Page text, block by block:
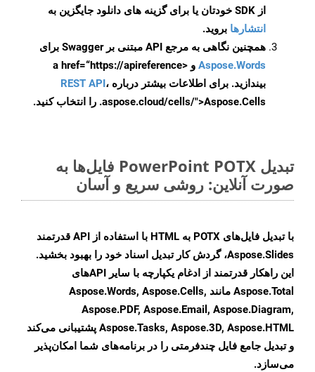
از SDK خودتان یا برای گزینه های دانلود جایگزین به
انتشارها بروید.
همچنین نگاهی به مرجع API مبتنی بر Swagger برای
Aspose.Words
و <a href=“https://apireference
بیندازید. برای اطلاعات بیشتر درباره REST API،
.aspose.cloud/cells/">Aspose.Cells را انتخاب کنید.
تبدیل PowerPoint POTX فایل‌ها به
صورت آنلاین: روشی سریع و آسان
با تبدیل فایل‌های POTX به HTML با استفاده از API قدرتمند
Aspose.Slides، گردش کار تبدیل اسناد خود را بهبود بخشید.
این راهکار قدرتمند از ادغام یکپارچه با سایر APIهای
Aspose.Total مانند Aspose.Words, Aspose.Cells,
Aspose.PDF, Aspose.Email, Aspose.Diagram,
Aspose.Tasks, Aspose.3D, Aspose.HTML پشتیبانی می‌کند
و تبدیل جامع فایل چندفرمتی را در برنامه‌های شما امکان‌پذیر
می‌سازد.